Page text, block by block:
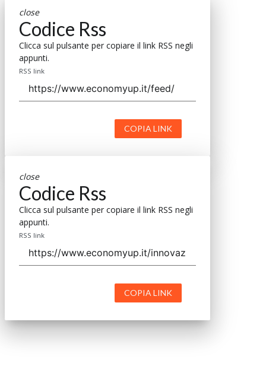
close
Codice Rss
Clicca sul pulsante per copiare il link RSS negli
appunti.
RSS link
COPIA LINK
close
Codice Rss
Clicca sul pulsante per copiare il link RSS negli
appunti.
RSS link
COPIA LINK